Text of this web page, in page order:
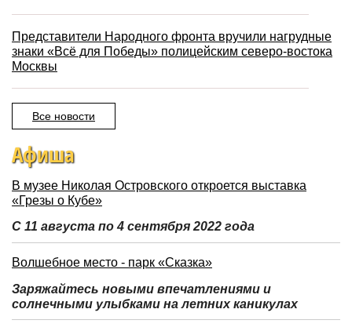
Представители Народного фронта вручили нагрудные
знаки «Всё для Победы» полицейским северо-востока
Москвы
Все новости
Афиша
В музее Николая Островского откроется выставка
«Грезы о Кубе»
С 11 августа по 4 сентября 2022 года
Волшебное место - парк «Сказка»
Заряжайтесь новыми впечатлениями и
солнечными улыбками на летних каникулах